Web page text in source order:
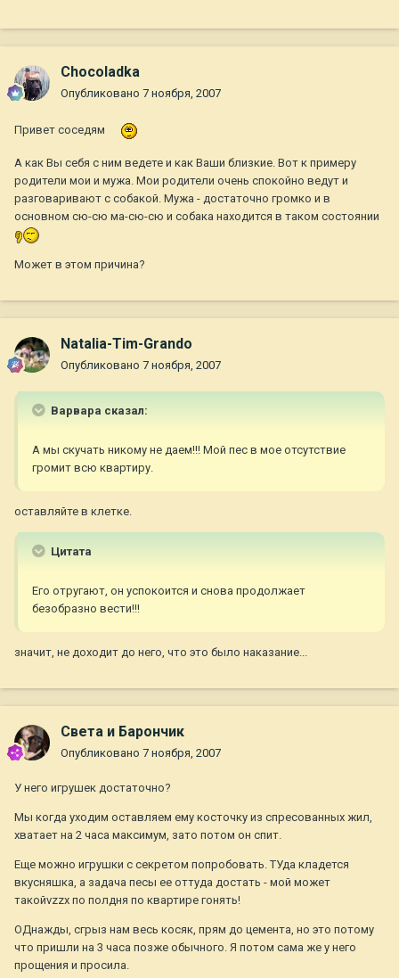
Chocoladka
Опубликовано 7 ноября, 2007
Привет соседям
А как Вы себя с ним ведете и как Ваши близкие. Вот к примеру
родители мои и мужа. Мои родители очень спокойно ведут и
разговаривают с собакой. Мужа - достаточно громко и в
основном сю-сю ма-сю-сю и собака находится в таком состоянии
Может в этом причина?
Natalia-Tim-Grando
Опубликовано 7 ноября, 2007
Варвара сказал:
А мы скучать никому не даем!!! Мой пес в мое отсутствие
громит всю квартиру.
оставляйте в клетке.
Цитата
Его отругают, он успокоится и снова продолжает
безобразно вести!!!
значит, не доходит до него, что это было наказание...
Света и Барончик
Опубликовано 7 ноября, 2007
У него игрушек достаточно?
Мы когда уходим оставляем ему косточку из спресованных жил,
хватает на 2 часа максимум, зато потом он спит.
Еще можно игрушки с секретом попробовать. ТУда кладется
вкусняшка, а задача песы ее оттуда достать - мой может
такойvzzx по полдня по квартире гонять!
ОДнажды, сгрыз нам весь косяк, прям до цемента, но это потому
что пришли на 3 часа позже обычного. Я потом сама же у него
прощения и просила.